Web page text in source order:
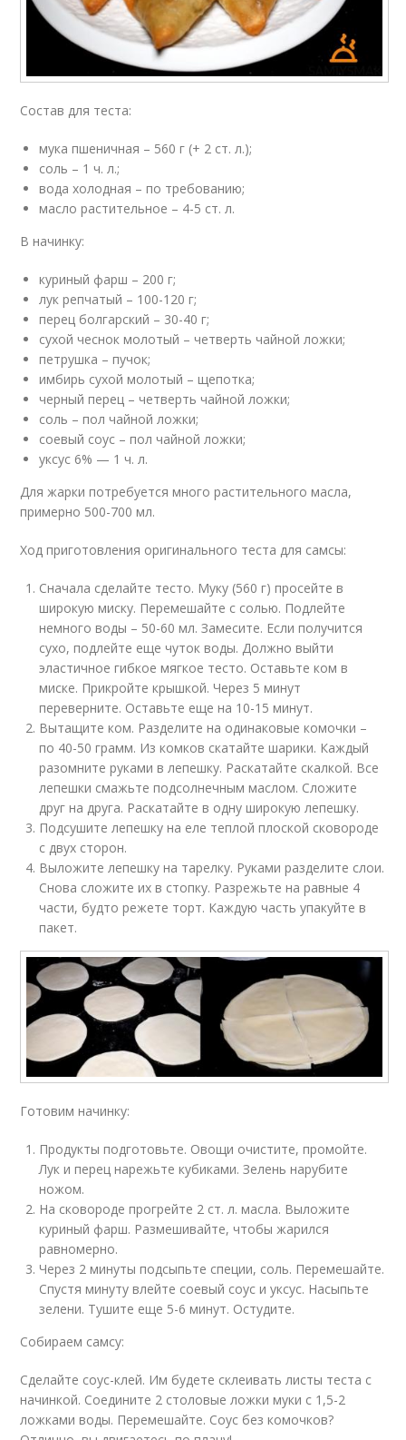
Состав для теста:
мука пшеничная – 560 г (+ 2 ст. л.);
соль – 1 ч. л.;
вода холодная – по требованию;
масло растительное – 4-5 ст. л.
В начинку:
куриный фарш – 200 г;
лук репчатый – 100-120 г;
перец болгарский – 30-40 г;
сухой чеснок молотый – четверть чайной ложки;
петрушка – пучок;
имбирь сухой молотый – щепотка;
черный перец – четверть чайной ложки;
соль – пол чайной ложки;
соевый соус – пол чайной ложки;
уксус 6% — 1 ч. л.
Для жарки потребуется много растительного масла,
примерно 500-700 мл.
Ход приготовления оригинального теста для самсы:
Сначала сделайте тесто. Муку (560 г) просейте в
широкую миску. Перемешайте с солью. Подлейте
немного воды – 50-60 мл. Замесите. Если получится
сухо, подлейте еще чуток воды. Должно выйти
эластичное гибкое мягкое тесто. Оставьте ком в
миске. Прикройте крышкой. Через 5 минут
переверните. Оставьте еще на 10-15 минут.
Вытащите ком. Разделите на одинаковые комочки –
по 40-50 грамм. Из комков скатайте шарики. Каждый
разомните руками в лепешку. Раскатайте скалкой. Все
лепешки смажьте подсолнечным маслом. Сложите
друг на друга. Раскатайте в одну широкую лепешку.
Подсушите лепешку на еле теплой плоской сковороде
с двух сторон.
Выложите лепешку на тарелку. Руками разделите слои.
Снова сложите их в стопку. Разрежьте на равные 4
части, будто режете торт. Каждую часть упакуйте в
пакет.
Готовим начинку:
Продукты подготовьте. Овощи очистите, промойте.
Лук и перец нарежьте кубиками. Зелень нарубите
ножом.
На сковороде прогрейте 2 ст. л. масла. Выложите
куриный фарш. Размешивайте, чтобы жарился
равномерно.
Через 2 минуты подсыпьте специи, соль. Перемешайте.
Спустя минуту влейте соевый соус и уксус. Насыпьте
зелени. Тушите еще 5-6 минут. Остудите.
Собираем самсу:
Сделайте соус-клей. Им будете склеивать листы теста с
начинкой. Соедините 2 столовые ложки муки с 1,5-2
ложками воды. Перемешайте. Соус без комочков?